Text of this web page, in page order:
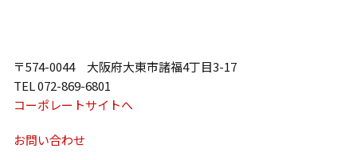
〒574-0044 大阪府大東市諸福4丁目3-17
TEL 072-869-6801
コーポレートサイトへ
お問い合わせ